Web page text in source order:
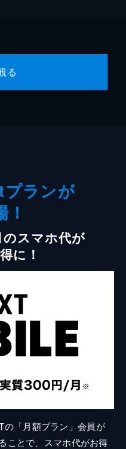
る
ランが
スマホ代が
に！
の「月額プラン」会員が
ことで、スマホ代がお得